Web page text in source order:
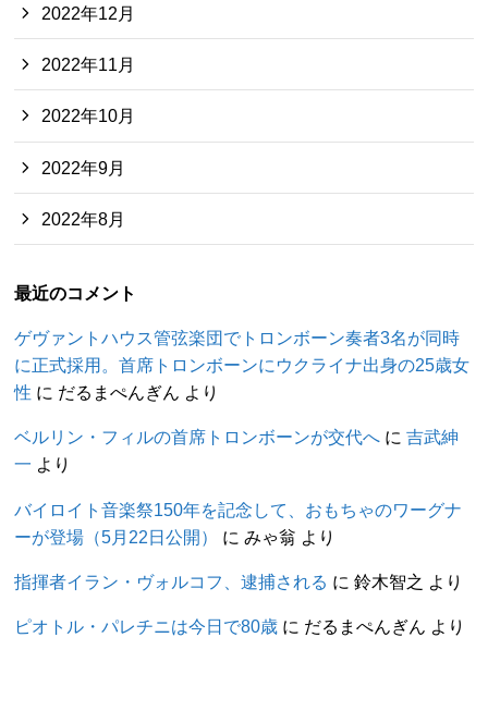
2022年12月
2022年11月
2022年10月
2022年9月
2022年8月
最近のコメント
ゲヴァントハウス管弦楽団でトロンボーン奏者3名が同時
に正式採用。首席トロンボーンにウクライナ出身の25歳女
性 に だるまぺんぎん より
ベルリン・フィルの首席トロンボーンが交代へ に吉武紳
一 より
バイロイト音楽祭150年を記念して、おもちゃのワーグナ
ーが登場（5月22日公開）
に みゃ翁 より
指揮者イラン・ヴォルコフ、逮捕される に鈴木智之 より
ピオトル・パレチニは今日で80歳 に だるまぺんぎん より